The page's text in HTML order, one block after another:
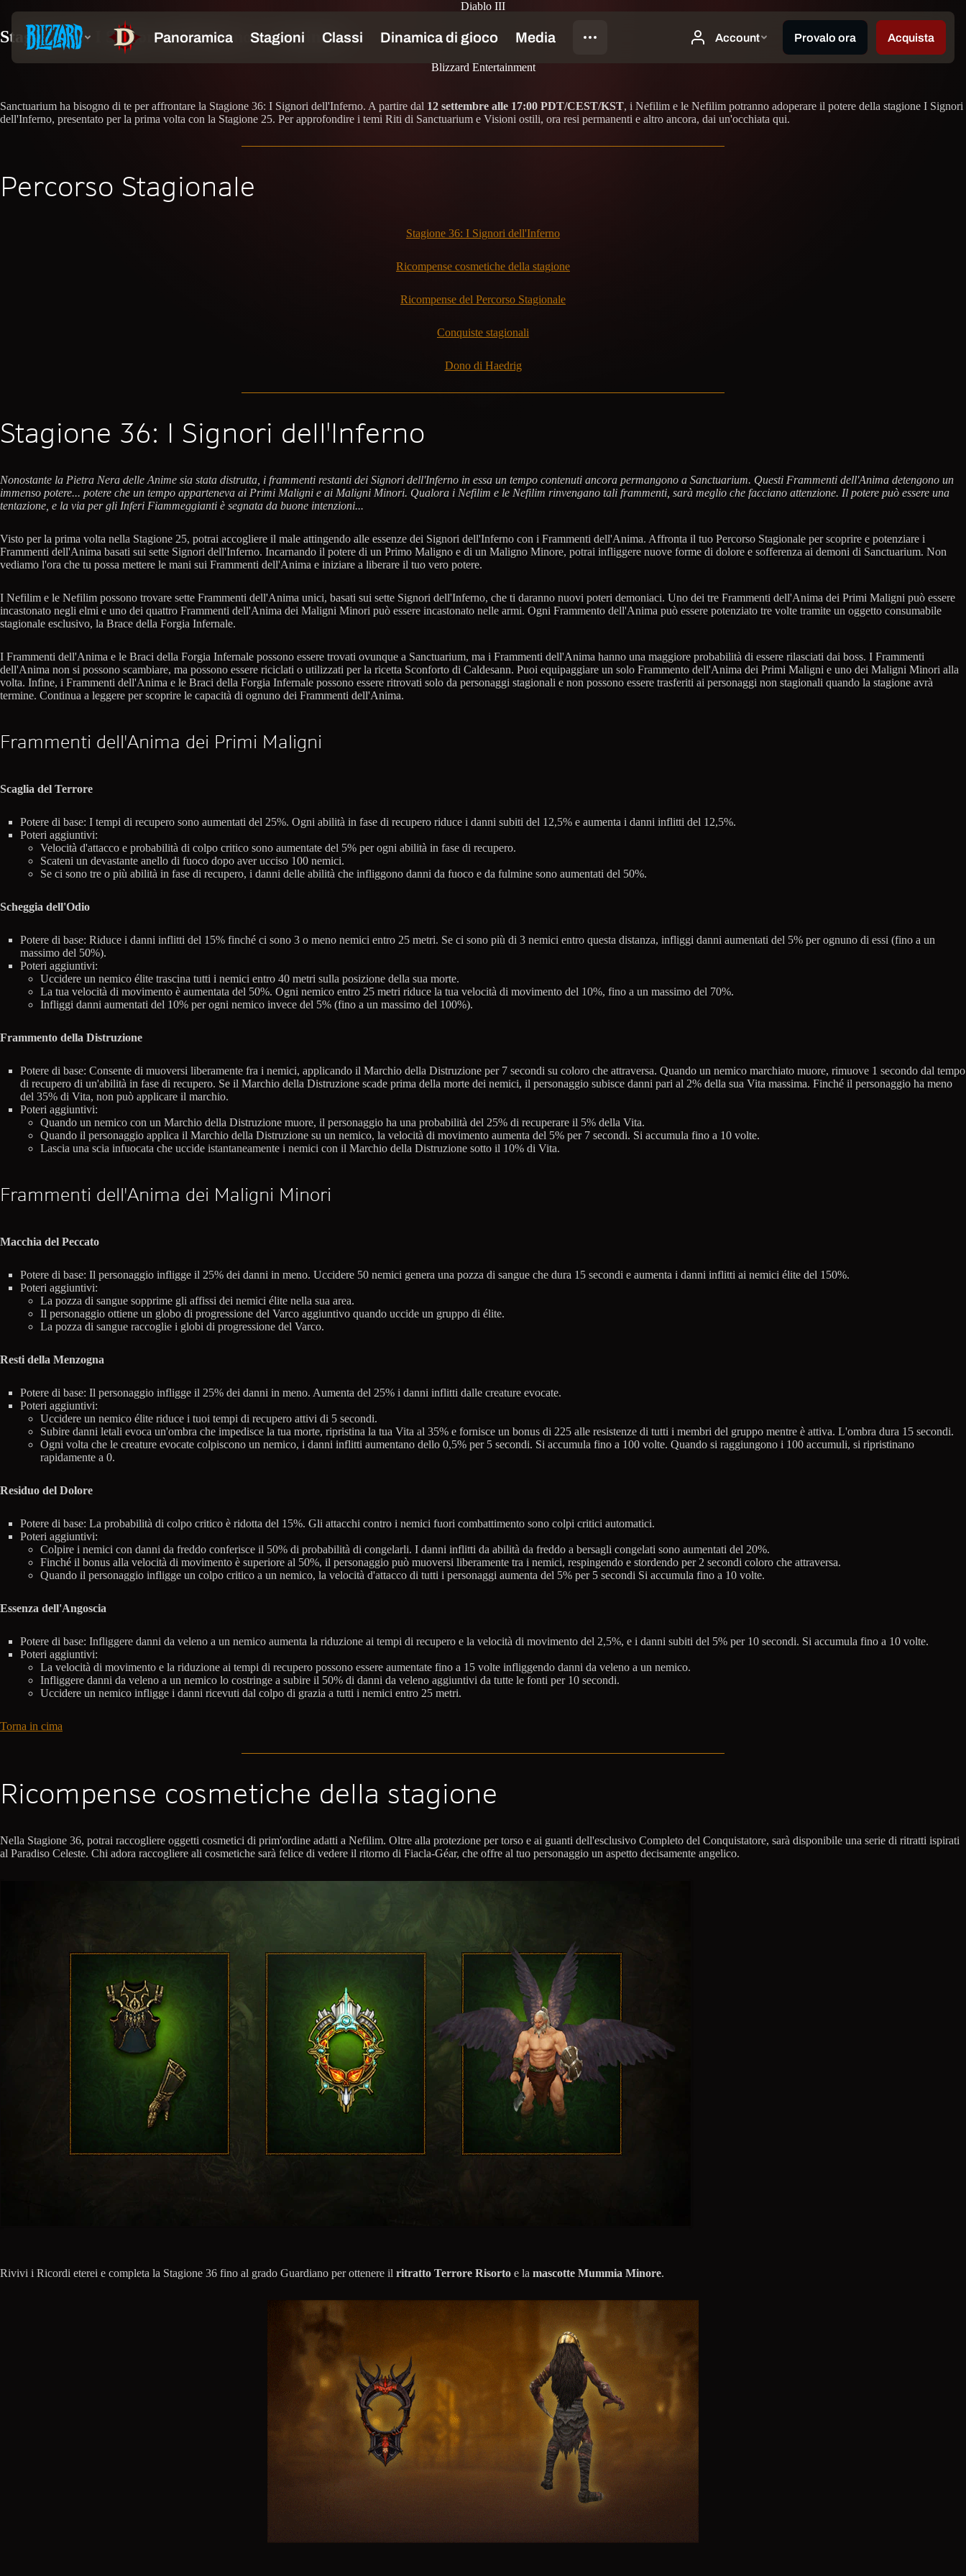
Diablo III
Stagione 36: I Signori dell'Inferno - Terminata
Blizzard Entertainment
Sanctuarium ha bisogno di te per affrontare la Stagione 36: I Signori dell'Inferno. A partire dal 12 settembre alle 17:00 PDT/CEST/KST, i Nefilim e le Nefilim potranno adoperare il potere della stagione I Signori
dell'Inferno, presentato per la prima volta con la Stagione 25. Per approfondire i temi Riti di Sanctuarium e Visioni ostili, ora resi permanenti e altro ancora, dai un'occhiata qui.
Percorso Stagionale
Stagione 36: I Signori dell'Inferno
Ricompense cosmetiche della stagione
Ricompense del Percorso Stagionale
Conquiste stagionali
Dono di Haedrig
Stagione 36: I Signori dell'Inferno
Nonostante la Pietra Nera delle Anime sia stata distrutta, i frammenti restanti dei Signori dell'Inferno in essa un tempo contenuti ancora permangono a Sanctuarium. Questi Frammenti dell'Anima detengono un
immenso potere... potere che un tempo apparteneva ai Primi Maligni e ai Maligni Minori. Qualora i Nefilim e le Nefilim rinvengano tali frammenti, sarà meglio che facciano attenzione. Il potere può essere una
tentazione, e la via per gli Inferi Fiammeggianti è segnata da buone intenzioni...
Visto per la prima volta nella Stagione 25, potrai accogliere il male attingendo alle essenze dei Signori dell'Inferno con i Frammenti dell'Anima. Affronta il tuo Percorso Stagionale per scoprire e potenziare i
Frammenti dell'Anima basati sui sette Signori dell'Inferno. Incarnando il potere di un Primo Maligno e di un Maligno Minore, potrai infliggere nuove forme di dolore e sofferenza ai demoni di Sanctuarium. Non
vediamo l'ora che tu possa mettere le mani sui Frammenti dell'Anima e iniziare a liberare il tuo vero potere.
I Nefilim e le Nefilim possono trovare sette Frammenti dell'Anima unici, basati sui sette Signori dell'Inferno, che ti daranno nuovi poteri demoniaci. Uno dei tre Frammenti dell'Anima dei Primi Maligni può essere
incastonato negli elmi e uno dei quattro Frammenti dell'Anima dei Maligni Minori può essere incastonato nelle armi. Ogni Frammento dell'Anima può essere potenziato tre volte tramite un oggetto consumabile
stagionale esclusivo, la Brace della Forgia Infernale.
I Frammenti dell'Anima e le Braci della Forgia Infernale possono essere trovati ovunque a Sanctuarium, ma i Frammenti dell'Anima hanno una maggiore probabilità di essere rilasciati dai boss. I Frammenti
dell'Anima non si possono scambiare, ma possono essere riciclati o utilizzati per la ricetta Sconforto di Caldesann. Puoi equipaggiare un solo Frammento dell'Anima dei Primi Maligni e uno dei Maligni Minori alla
volta. Infine, i Frammenti dell'Anima e le Braci della Forgia Infernale possono essere ritrovati solo da personaggi stagionali e non possono essere trasferiti ai personaggi non stagionali quando la stagione avrà
termine. Continua a leggere per scoprire le capacità di ognuno dei Frammenti dell'Anima.
Frammenti dell'Anima dei Primi Maligni
Scaglia del Terrore
Potere di base: I tempi di recupero sono aumentati del 25%. Ogni abilità in fase di recupero riduce i danni subiti del 12,5% e aumenta i danni inflitti del 12,5%.
Poteri aggiuntivi:
Velocità d'attacco e probabilità di colpo critico sono aumentate del 5% per ogni abilità in fase di recupero.
Scateni un devastante anello di fuoco dopo aver ucciso 100 nemici.
Se ci sono tre o più abilità in fase di recupero, i danni delle abilità che infliggono danni da fuoco e da fulmine sono aumentati del 50%.
Scheggia dell'Odio
Potere di base: Riduce i danni inflitti del 15% finché ci sono 3 o meno nemici entro 25 metri. Se ci sono più di 3 nemici entro questa distanza, infliggi danni aumentati del 5% per ognuno di essi (fino a un
massimo del 50%).
Poteri aggiuntivi:
Uccidere un nemico élite trascina tutti i nemici entro 40 metri sulla posizione della sua morte.
La tua velocità di movimento è aumentata del 50%. Ogni nemico entro 25 metri riduce la tua velocità di movimento del 10%, fino a un massimo del 70%.
Infliggi danni aumentati del 10% per ogni nemico invece del 5% (fino a un massimo del 100%).
Frammento della Distruzione
Potere di base: Consente di muoversi liberamente fra i nemici, applicando il Marchio della Distruzione per 7 secondi su coloro che attraversa. Quando un nemico marchiato muore, rimuove 1 secondo dal tempo
di recupero di un'abilità in fase di recupero. Se il Marchio della Distruzione scade prima della morte dei nemici, il personaggio subisce danni pari al 2% della sua Vita massima. Finché il personaggio ha meno
del 35% di Vita, non può applicare il marchio.
Poteri aggiuntivi:
Quando un nemico con un Marchio della Distruzione muore, il personaggio ha una probabilità del 25% di recuperare il 5% della Vita.
Quando il personaggio applica il Marchio della Distruzione su un nemico, la velocità di movimento aumenta del 5% per 7 secondi. Si accumula fino a 10 volte.
Lascia una scia infuocata che uccide istantaneamente i nemici con il Marchio della Distruzione sotto il 10% di Vita.
Frammenti dell'Anima dei Maligni Minori
Macchia del Peccato
Potere di base: Il personaggio infligge il 25% dei danni in meno. Uccidere 50 nemici genera una pozza di sangue che dura 15 secondi e aumenta i danni inflitti ai nemici élite del 150%.
Poteri aggiuntivi:
La pozza di sangue sopprime gli affissi dei nemici élite nella sua area.
Il personaggio ottiene un globo di progressione del Varco aggiuntivo quando uccide un gruppo di élite.
La pozza di sangue raccoglie i globi di progressione del Varco.
Resti della Menzogna
Potere di base: Il personaggio infligge il 25% dei danni in meno. Aumenta del 25% i danni inflitti dalle creature evocate.
Poteri aggiuntivi:
Uccidere un nemico élite riduce i tuoi tempi di recupero attivi di 5 secondi.
Subire danni letali evoca un'ombra che impedisce la tua morte, ripristina la tua Vita al 35% e fornisce un bonus di 225 alle resistenze di tutti i membri del gruppo mentre è attiva. L'ombra dura 15 secondi.
Ogni volta che le creature evocate colpiscono un nemico, i danni inflitti aumentano dello 0,5% per 5 secondi. Si accumula fino a 100 volte. Quando si raggiungono i 100 accumuli, si ripristinano
rapidamente a 0.
Residuo del Dolore
Potere di base: La probabilità di colpo critico è ridotta del 15%. Gli attacchi contro i nemici fuori combattimento sono colpi critici automatici.
Poteri aggiuntivi:
Colpire i nemici con danni da freddo conferisce il 50% di probabilità di congelarli. I danni inflitti da abilità da freddo a bersagli congelati sono aumentati del 20%.
Finché il bonus alla velocità di movimento è superiore al 50%, il personaggio può muoversi liberamente tra i nemici, respingendo e stordendo per 2 secondi coloro che attraversa.
Quando il personaggio infligge un colpo critico a un nemico, la velocità d'attacco di tutti i personaggi aumenta del 5% per 5 secondi Si accumula fino a 10 volte.
Essenza dell'Angoscia
Potere di base: Infliggere danni da veleno a un nemico aumenta la riduzione ai tempi di recupero e la velocità di movimento del 2,5%, e i danni subiti del 5% per 10 secondi. Si accumula fino a 10 volte.
Poteri aggiuntivi:
La velocità di movimento e la riduzione ai tempi di recupero possono essere aumentate fino a 15 volte infliggendo danni da veleno a un nemico.
Infliggere danni da veleno a un nemico lo costringe a subire il 50% di danni da veleno aggiuntivi da tutte le fonti per 10 secondi.
Uccidere un nemico infligge i danni ricevuti dal colpo di grazia a tutti i nemici entro 25 metri.
Torna in cima
Ricompense cosmetiche della stagione
Nella Stagione 36, potrai raccogliere oggetti cosmetici di prim'ordine adatti a Nefilim. Oltre alla protezione per torso e ai guanti dell'esclusivo Completo del Conquistatore, sarà disponibile una serie di ritratti ispirati
al Paradiso Celeste. Chi adora raccogliere ali cosmetiche sarà felice di vedere il ritorno di Fiacla-Géar, che offre al tuo personaggio un aspetto decisamente angelico.
Rivivi i Ricordi eterei e completa la Stagione 36 fino al grado Guardiano per ottenere il ritratto Terrore Risorto e la mascotte Mummia Minore.